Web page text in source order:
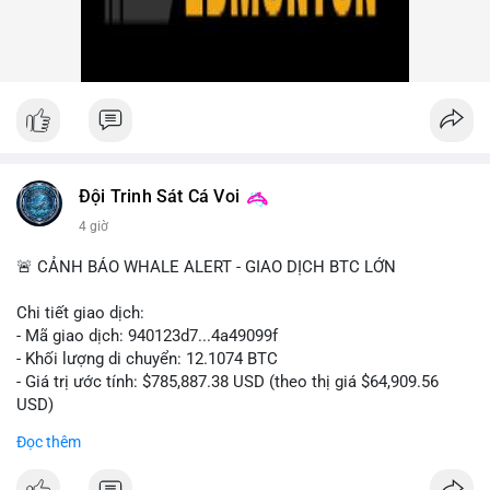
nhiều giao dịch lớn (từ 4 BTC đến 210 BTC) trong ngày, ưu tiên
Xem chi tiết các bài viết đầy đủ tại dòng thời gian của Vlike.vn!
#ofacsanctions
Đội Trinh Sát Cá Voi
4 giờ
🚨 CẢNH BÁO WHALE ALERT - GIAO DỊCH BTC LỚN
Chi tiết giao dịch:
- Mã giao dịch: 940123d7...4a49099f
- Khối lượng di chuyển: 12.1074 BTC
- Giá trị ước tính: $785,887.38 USD (theo thị giá $64,909.56
USD)
Đọc thêm